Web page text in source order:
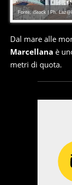
Fonte: iStock | Ph.
Dal mare alle
Marcellana è
metri di quota.